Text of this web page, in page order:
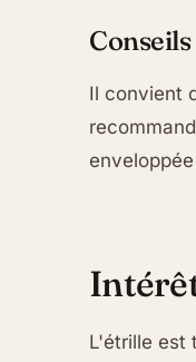
Il convient
L'étrille est